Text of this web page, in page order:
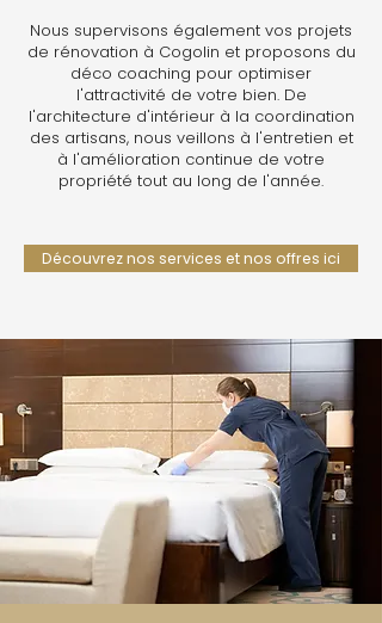
Nous supervisons également vos projets
de rénovation à Cogolin et proposons du
déco coaching pour optimiser
l'attractivité de votre bien. De
l'architecture d'intérieur à la coordination
des artisans, nous veillons à l'entretien et
à l'amélioration continue de votre
propriété tout au long de l'année.
Découvrez nos services et nos offres ici